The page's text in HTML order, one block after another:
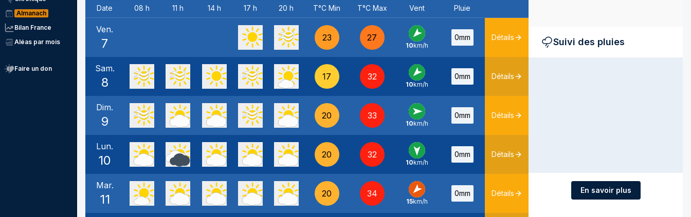
Almanach
Bilan France
Aléas par mois
Faire un don
Date 08 h 11 h 14 h 17 h 20 h T°C Min T°C Max Vent Pluie
Ven.
7 23 27
NE -
10km/h
0mm Détails
Sam.
8 17 32
NE -
10km/h
0mm Détails
Dim.
9 20 33
O -
10km/h
0mm Détails
Lun.
10 20 32
N -
10km/h
0mm Détails
Mar.
11 20 34
NE -
15km/h
0mm Détails
Suivi des pluies
En savoir plus